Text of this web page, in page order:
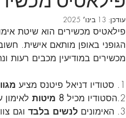
עודכן: 13 בינו׳ 2025
פילאטיס מכשירים הוא שיטת
הגופני באופן מותאם אישית.
מכשירים במודיעין מכבים רעות
1. סטודיו דניאל פיטנס מציע
2.הסטודיו מכיל
3. האימונים
לנשים בלבד וגם